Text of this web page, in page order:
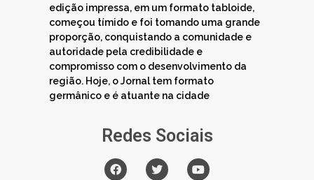
edição impressa, em um formato tabloide,
começou tímido e foi tomando uma grande
proporção, conquistando a comunidade e
autoridade pela credibilidade e
compromisso com o desenvolvimento da
região. Hoje, o Jornal tem formato
germânico e é atuante na cidade
Redes Sociais